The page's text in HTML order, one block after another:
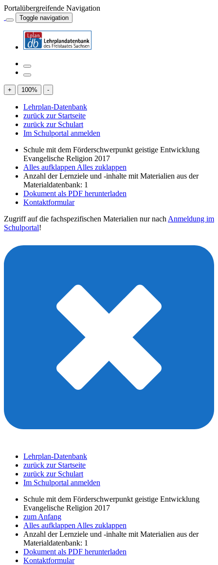
Portalübergreifende Navigation
Toggle navigation
+ 100% -
Lehrplan-Datenbank
zurück zur Startseite
zurück zur Schulart
Im Schulportal anmelden
Schule mit dem Förderschwerpunkt geistige Entwicklung
Evangelische Religion 2017
Alles aufklappen Alles zuklappen
Anzahl der Lernziele und -inhalte mit Materialien aus der
Materialdatenbank: 1
Dokument als PDF herunterladen
Kontaktformular
Zugriff auf die fachspezifischen Materialien nur nach Anmeldung im
Schulportal!
Lehrplan-Datenbank
zurück zur Startseite
zurück zur Schulart
Im Schulportal anmelden
Schule mit dem Förderschwerpunkt geistige Entwicklung
Evangelische Religion 2017
zum Anfang
Alles aufklappen Alles zuklappen
Anzahl der Lernziele und -inhalte mit Materialien aus der
Materialdatenbank: 1
Dokument als PDF herunterladen
Kontaktformular